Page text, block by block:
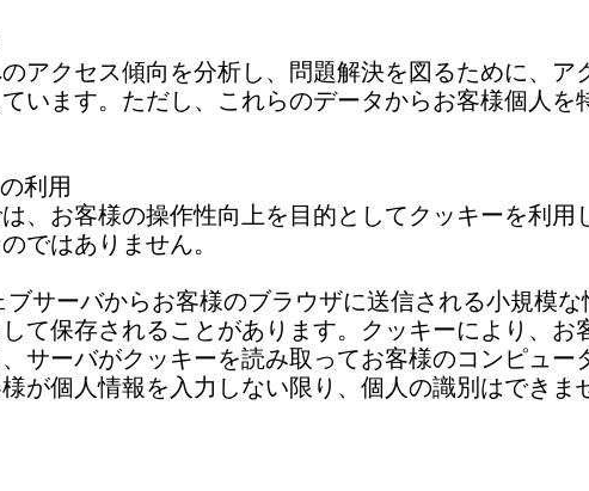
アクセス傾向を分析し、問題解決を図るために、ア
います。ただし、これらのデータからお客様個人を
利用
、お客様の操作性向上を目的としてクッキーを利用
ではありません。
ブサーバからお客様のブラウザに送信される小規模
て保存されることがあります。クッキーにより、お
サーバがクッキーを読み取ってお客様のコンピュー
が個人情報を入力しない限り、個人の識別はできま